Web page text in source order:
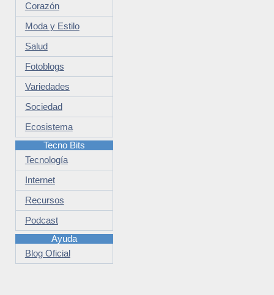
Corazón
Moda y Estilo
Salud
Fotoblogs
Variedades
Sociedad
Ecosistema
Tecno Bits
Tecnología
Internet
Recursos
Podcast
Ayuda
Blog Oficial